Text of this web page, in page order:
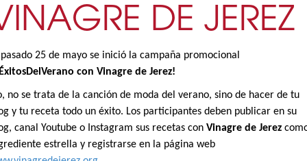
DE JEREZ
25 de mayo se inició la campaña promocional
con Vinagre de Jerez!
no se trata de la canción de moda del verano, sino de hacer de tu
y tu receta todo un éxito. Los participantes deben publicar en su
canal Youtube o Instagram sus recetas con Vinagre de Jerez
estrella y registrarse en la página web